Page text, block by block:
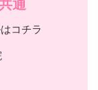
通
コチラ